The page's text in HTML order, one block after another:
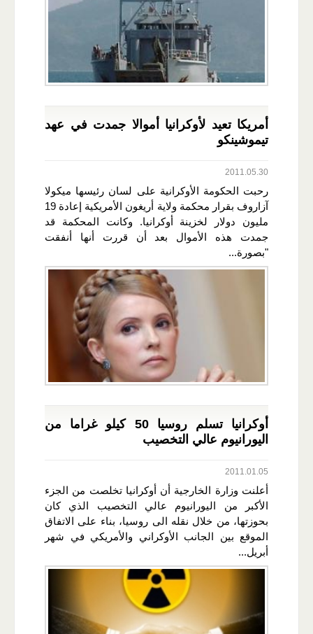
أمريكا تعيد لأوكرانيا أموالا جمدت في عهد
تيموشينكو
2011.05.30
رحبت الحكومة الأوكرانية على لسان رئيسها ميكولا
آزاروف بقرار محكمة ولاية أريغون الأمريكية إعادة 19
مليون دولار لخزينة أوكرانيا. وكانت المحكمة قد
جمدت هذه الأموال بعد أن قررت أنها أنفقت
"بصورة...
أوكرانيا تسلم روسيا 50 كيلو غراما من
اليورانيوم عالي التخصيب
2011.01.05
أعلنت وزارة الخارجية أن أوكرانيا تخلصت من الجزء
الأكبر من اليورانيوم عالي التخصيب الذي كان
بحوزتها، من خلال نقله الى روسيا، بناء على الاتفاق
الموقع بين الجانب الأوكراني والأمريكي في شهر
أبريل...